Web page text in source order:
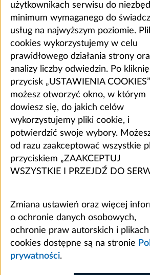
użytkownikach serwisu do
minimum wymaganego do
usług na najwyższym poziomie.
cookies wykorzystujemy w celu
prawidłowego działania strony
analizy liczby odwiedzin. Po
przycisk „USTAWIENIA COOKIES”
możesz otworzyć okno, w którym
dowiesz się, do jakich celów
wykorzystujemy pliki cookie, i
potwierdzić swoje wybory.
od razu zaakceptować wszystkie
przyciskiem „ZAAKCEPTUJ
WSZYSTKIE I PRZEJDŹ DO
Zmiana ustawień oraz więcej
o ochronie danych osobowych,
ochronie praw autorskich i plikach
cookies dostępne są na stronie
prywatności.